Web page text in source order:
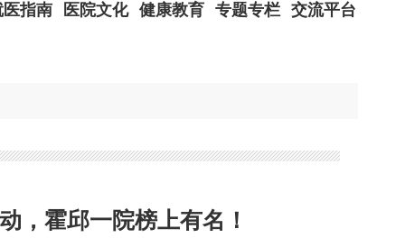
医指南 医院文化 健康教育 专题专栏 交流平台
，霍邱一院榜上有名！